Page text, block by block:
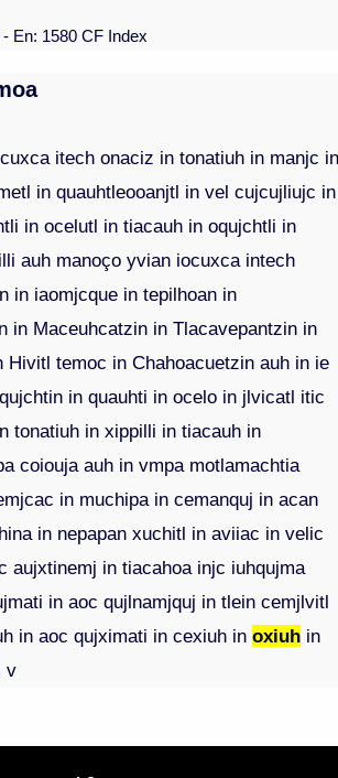
- En: 1580 CF Index
itech onaciz in tonatiuh in manjc
in quauhtleooanjtl in vel cujcujliujc in
in ocelutl in tiacauh in oqujchtli in
auh manoço yvian iocuxca intech
in iaomjcque in tepilhoan in
in Maceuhcatzin in Tlacavepantzin in
Hivitl temoc in Chahoacuetzin auh in ie
in quauhti in ocelo in jlvicatl itic
tonatiuh in xippilli in tiacauh in
coiouja auh in vmpa motlamachtia
in muchipa in cemanquj in acan
in nepapan xuchitl in aviiac in velic
aujxtinemj in tiacahoa injc iuhqujma
in aoc qujlnamjquj in tlein cemjlvitl
in aoc qujximati in cexiuh inoxiuh in
v